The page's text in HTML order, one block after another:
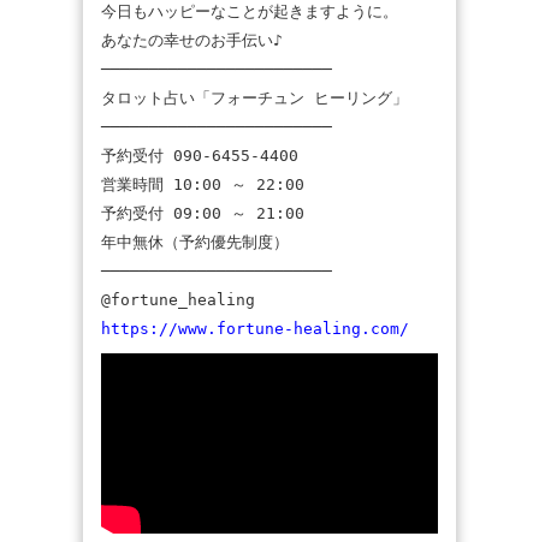
今日もハッピーなことが起きますように。
あなたの幸せのお手伝い♪
────────────────────────
タロット占い「フォーチュン ヒーリング」
────────────────────────
予約受付 090-6455-4400
営業時間 10:00 ～ 22:00
予約受付 09:00 ～ 21:00
年中無休（予約優先制度）
────────────────────────
@fortune_healing
https://www.fortune-healing.com/